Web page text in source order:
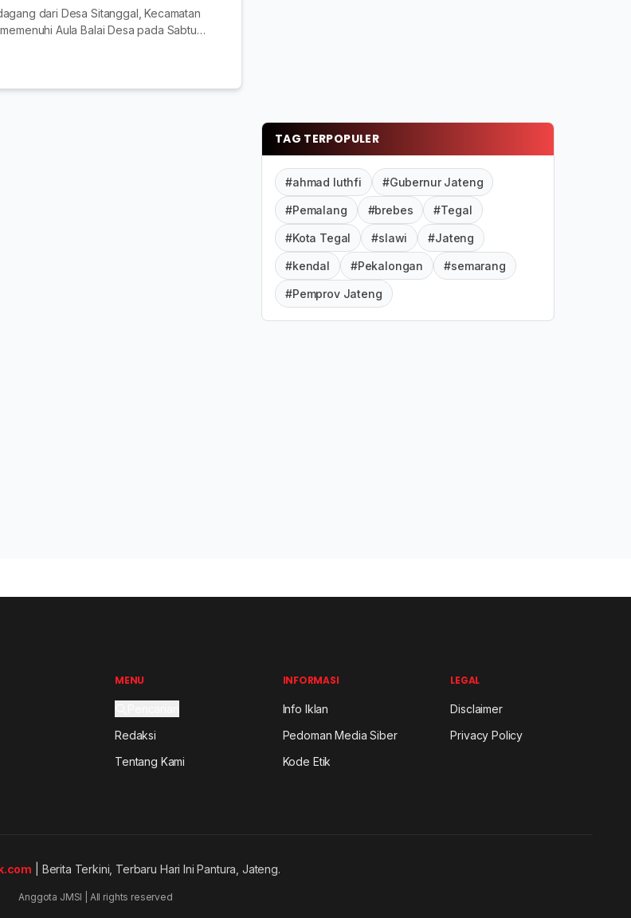
dari Desa Sitanggal, Kecamatan
Aula Balai Desa pada Sabtu
TAG TERPOPULER
#ahmad luthfi #Gubernur Jateng
#Pemalang #brebes #Tegal
#Kota Tegal #slawi #Jateng
#kendal #Pekalongan #semarang
#Pemprov Jateng
MENU
Redaksi
Tentang Kami
INFORMASI
Info Iklan
Pedoman Media Siber
Kode Etik
LEGAL
Disclaimer
Privacy Policy
| Berita Terkini, Terbaru Hari Ini Pantura, Jateng.
Anggota JMSI | All rights reserved